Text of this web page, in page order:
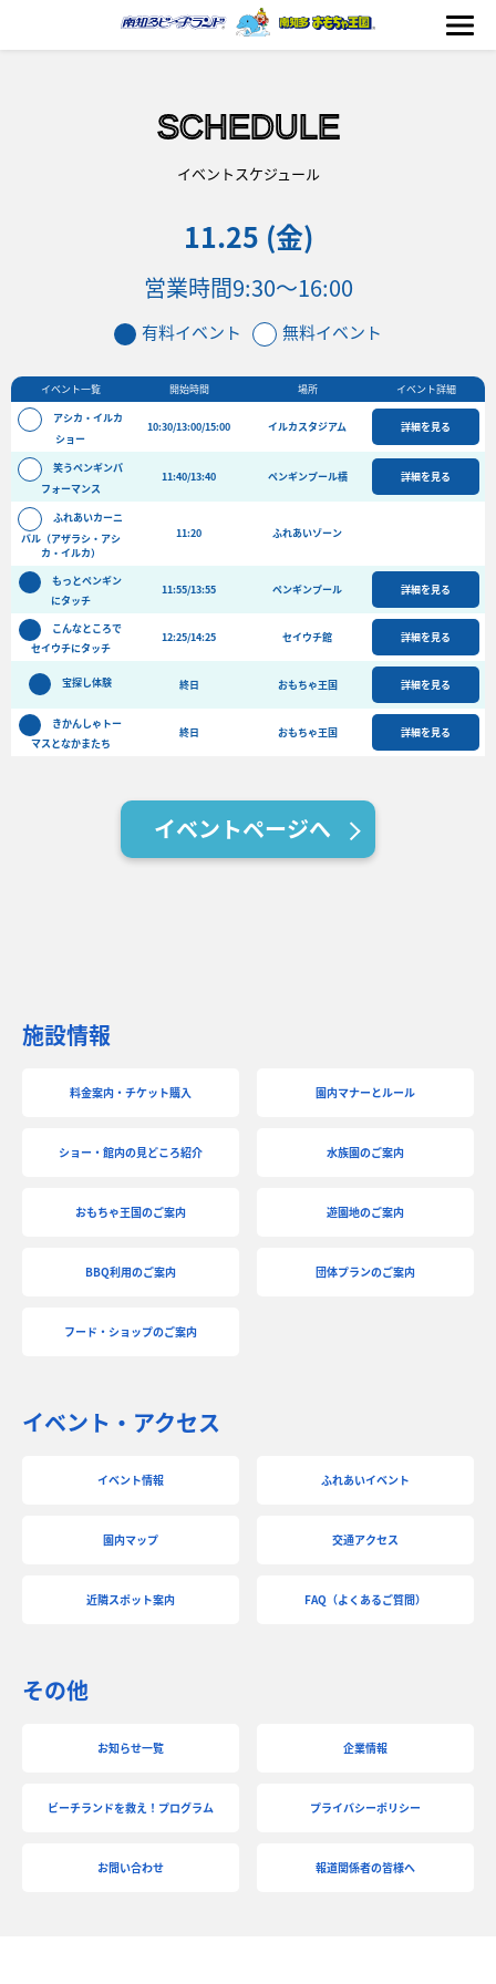
イベント
フード&ショップ
海の生きもの
おもちゃ王国
アクセス＆周辺情報
ビーチランド支援プログラム
SCHEDULE
イベントスケジュール
11.25 (金)
営業時間9:30〜16:00
有料イベント 無料イベント
イベント一覧 開始時間 場所 イベント詳細
アシカ・イルカ
ショー
10:30/13:00/15:00 イルカスタジアム 詳細を見る
笑うペンギンパ
フォーマンス
11:40/13:40 ペンギンプール横 詳細を見る
ふれあいカーニ
バル（アザラシ・アシ
カ・イルカ）
11:20 ふれあいゾーン
もっとペンギン
にタッチ
11:55/13:55 ペンギンプール 詳細を見る
こんなところで
セイウチにタッチ
12:25/14:25 セイウチ館 詳細を見る
宝探し体験 終日 おもちゃ王国 詳細を見る
きかんしゃトー
マスとなかまたち
終日 おもちゃ王国 詳細を見る
イベントページへ
施設情報
料金案内・チケット購入 園内マナーとルール
ショー・館内の見どころ紹介 水族園のご案内
おもちゃ王国のご案内 遊園地のご案内
BBQ利用のご案内 団体プランのご案内
フード・ショップのご案内
イベント・アクセス
イベント情報 ふれあいイベント
園内マップ 交通アクセス
近隣スポット案内 FAQ（よくあるご質問）
その他
お知らせ一覧 企業情報
ビーチランドを救え！プログラム プライバシーポリシー
お問い合わせ 報道関係者の皆様へ